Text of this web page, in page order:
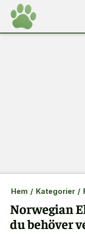
Hem / Kategorier /
Norwegian
du behöver